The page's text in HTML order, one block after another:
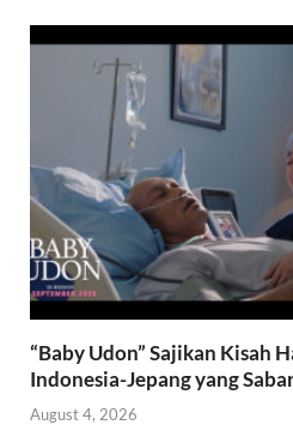
“Baby Udon” Sajikan Kisah
Indonesia-Jepang yang
August 4, 2026